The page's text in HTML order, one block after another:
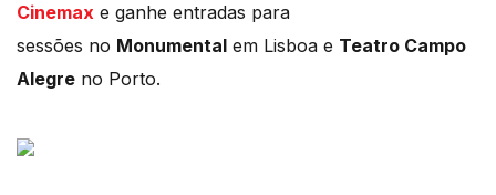
Cinemax e ganhe entradas para
sessões no Monumental em Lisboa e Teatro Campo
Alegre no Porto.